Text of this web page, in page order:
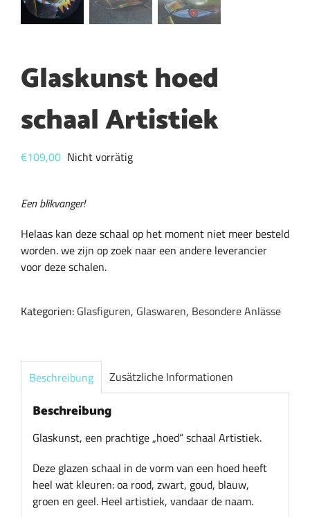
Glaskunst hoed
schaal Artistiek
€109,00 Nicht vorrätig
Een blikvanger!
Helaas kan deze schaal op het moment niet meer besteld
worden. we zijn op zoek naar een andere leverancier
voor deze schalen.
Kategorien: Glasfiguren, Glaswaren, Besondere Anlässe
Beschreibung Zusätzliche Informationen
Beschreibung
Glaskunst, een prachtige „hoed“ schaal Artistiek.
Deze glazen schaal in de vorm van een hoed heeft
heel wat kleuren: oa rood, zwart, goud, blauw,
groen en geel. Heel artistiek, vandaar de naam.